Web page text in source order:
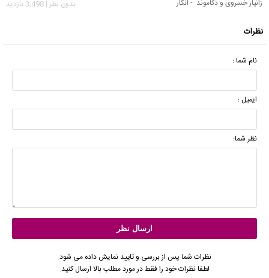
زانیار خسروی و دکاموند - انگار بدون نظر | 3,498 بازدید
نظرات
نام شما :
ایمیل :
نظر شما:
نظرات شما پس از بررسی و تایید نمایش داده می شود.
لطفا نظرات خود را فقط در مورد مطلب بالا ارسال کنید.